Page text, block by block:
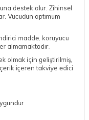
destek olur. Zihinsel
Vücudun optimum
madde, koruyucu
almamaktadır.
olmak için geliştirilmiş,
içeren takviye edici